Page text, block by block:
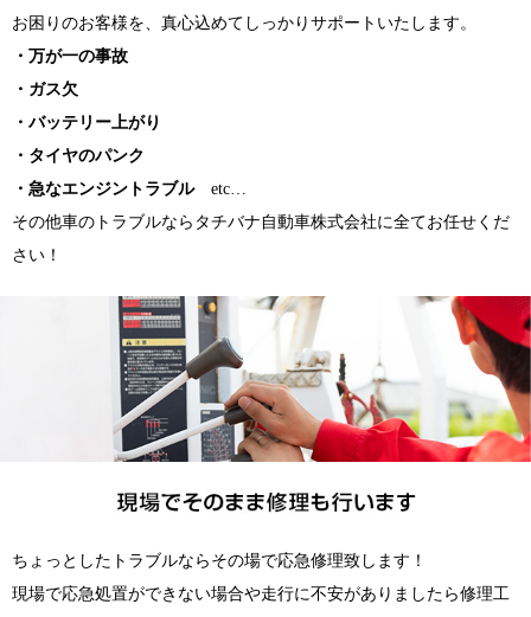
お困りのお客様を、真心込めてしっかりサポートいたします。
・万が一の事故
・ガス欠
・バッテリー上がり
・タイヤのパンク
・急なエンジントラブルetc…
その他車のトラブルならタチバナ自動車株式会社に全てお任せくだ
さい！
ちょっとしたトラブルならその場で応急修理致します！
現場で応急処置ができない場合や走行に不安がありましたら修理工